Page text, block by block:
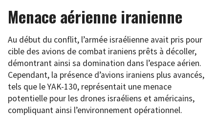
Menace aérienne iranienne
Au début du conflit, l’armée israélienne avait pris pour
cible des avions de combat iraniens prêts à décoller,
démontrant ainsi sa domination dans l’espace aérien.
Cependant, la présence d’avions iraniens plus avancés,
tels que le YAK-130, représentait une menace
potentielle pour les drones israéliens et américains,
compliquant ainsi l’environnement opérationnel.